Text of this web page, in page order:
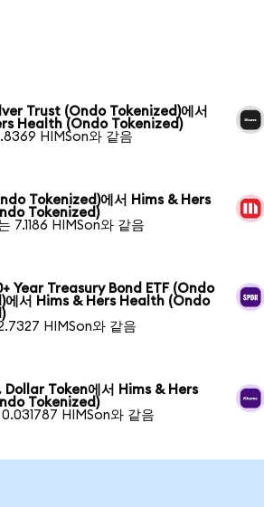
Trust (Ondo Tokenized)에서
Health (Ondo Tokenized)
HIMSon와 같음
Tokenized)에서 Hims & Hers
Tokenized)
7.1186 HIMSon와 같음
Year Treasury Bond ETF (Ondo
에서 Hims & Hers Health (Ondo
HIMSon와 같음
Dollar Token에서 Hims & Hers
Tokenized)
0.031787 HIMSon와 같음